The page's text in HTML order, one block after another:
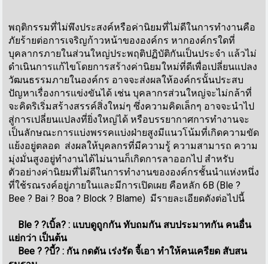
พฤติกรรมที่ไม่พึงประสงค์หรือค่านิยมที่ไม่ดีในการทำงานคือ
ภัยร้ายต่อการเจริญก้าวหน้าขององค์กร หากองค์กรใดที่
บุคลากรภายในส่วนใหญ่ประพฤติปฏิบัติกันเป็นประจำ แล้วไม่
ดำเนินการแก้ไขโดยการสร้างค่านิยมใหม่ที่ดีเพื่อเปลี่ยนแปลง
วัฒนธรรมภายในองค์กร อาจจะส่งผลให้องค์กรนั้นประสบ
ปัญหาเรื่องการแข่งขันได้ เช่น บุคลากรส่วนใหญ่จะไม่กล้าที่
จะคิดริเริ่มสร้างสรรค์สิ่งใหม่ๆ ซึ่งความคิดเล็กๆ อาจจะนำไป
สู่การเปลี่ยนแปลงที่ยิ่งใหญ่ได้ หรือบรรยากาศการทำงานจะ
เป็นลักษณะการแบ่งพรรคแบ่งฝ่ายสูงมีแนวโน้มที่เกิดความขัด
แย้งอยู่ตลอด ส่งผลให้บุคลกรที่มีความรู้ ความสามารถ ความ
มุ่งมั่นสูงอยู่ทำงานได้ไม่นานก็เกิดการลาออกไป สำหรับ
ตัวอย่างค่านิยมที่ไม่ดีในการทำงานขององค์กรชั้นนำแห่งหนึ่ง
ที่ใช้รณรงค์อยู่ภายในและมีการเปิดเผย คือหลัก 6B (Ble ?
Bee ? Bai ? Boa ? Block ? Blame) มีรายละเอียดดังต่อไปนี้
Ble ? ?เบิ้ล? : แบบดูถูกกัน ทับถมกัน สบประมาทกัน คนอื่น
แย่กว่า เป็นต้น
Bee ? ?บี้? : กัน กดดัน เร่งรัด จี้เอา ทำให้คนเครียด สับสน